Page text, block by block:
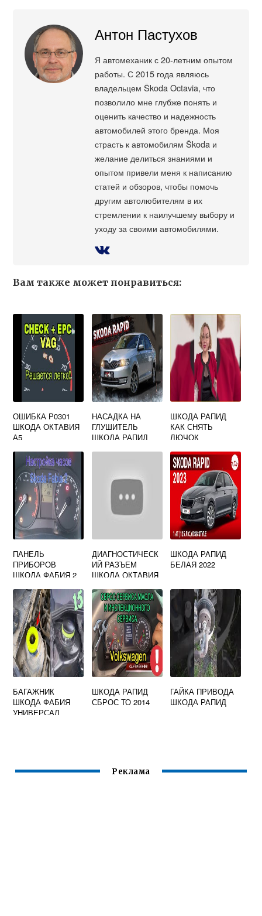
Антон Пастухов
Я автомеханик с 20-летним опытом
работы. С 2015 года являюсь
владельцем Škoda Octavia, что
позволило мне глубже понять и
оценить качество и надежность
автомобилей этого бренда. Моя
страсть к автомобилям Škoda и
желание делиться знаниями и
опытом привели меня к написанию
статей и обзоров, чтобы помочь
другим автолюбителям в их
стремлении к наилучшему выбору и
уходу за своими автомобилями.
Вам также может понравиться:
ОШИБКА Р0301
ШКОДА ОКТАВИЯ
А5
НАСАДКА НА
ГЛУШИТЕЛЬ
ШКОДА РАПИД
ШКОДА РАПИД
КАК СНЯТЬ
ЛЮЧОК
ПАНЕЛЬ
ПРИБОРОВ
ШКОДА ФАБИЯ 2
ДИАГНОСТИЧЕСК
ИЙ РАЗЪЕМ
ШКОДА ОКТАВИЯ
ШКОДА РАПИД
БЕЛАЯ 2022
БАГАЖНИК
ШКОДА ФАБИЯ
УНИВЕРСАЛ
ШКОДА РАПИД
СБРОС ТО 2014
ГАЙКА ПРИВОДА
ШКОДА РАПИД
Реклама